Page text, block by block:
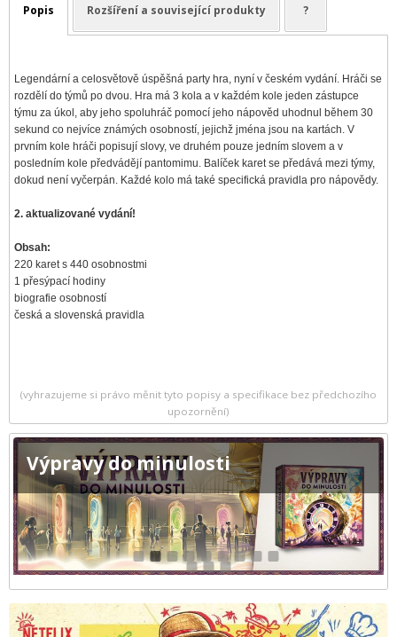
Popis Rozšíření a související produkty ?
Legendární a celosvětově úspěšná party hra, nyní v českém vydání. Hráči se
rozdělí do týmů po dvou. Hra má 3 kola a v každém kole jeden zástupce
týmu za úkol, aby jeho spoluhráč pomocí jeho nápověd uhodnul během 30
sekund co nejvíce známých osobností, jejichž jména jsou na kartách. V
prvním kole hráči popisují slovy, ve druhém pouze jedním slovem a v
posledním kole předvádějí pantomimu. Balíček karet se předává mezi týmy,
dokud není vyčerpán. Každé kolo má také specifická pravidla pro nápovědy.
2. aktualizované vydání!
Obsah:
220 karet s 440 osobnostmi
1 přesýpací hodiny
biografie osobností
česká a slovenská pravidla
(vyhrazujeme si právo měnit tyto popisy a specifikace bez předchozího
upozornění)
Výpravy do minulosti